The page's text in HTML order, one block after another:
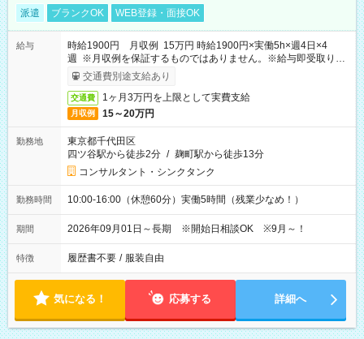
派遣 ブランクOK WEB登録・面接OK
給与
時給1900円 月収例 15万円 時給1900円×実働5h×週4日×4
週 ※月収例を保証するものではありません。※給与即受取りサ
ービス利用可（利用条件有）
交通費別途支給あり
交通費 1ヶ月3万円を上限として実費支給
月収例 15～20万円
勤務地
東京都千代田区
四ツ谷駅から徒歩2分 / 麹町駅から徒歩13分
コンサルタント・シンクタンク
勤務時間 10:00-16:00（休憩60分）実働5時間（残業少なめ！）
期間 2026年09月01日～長期 ※開始日相談OK ※9月～！
特徴 履歴書不要 / 服装自由
気になる！ 応募する 詳細へ